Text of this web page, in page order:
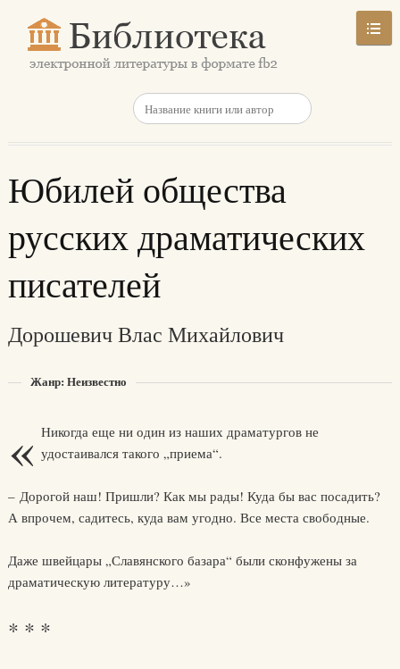
Юбилей общества
русских драматических
писателей
Дорошевич Влас Михайлович
Жанр: Неизвестно
« Никогда еще ни один из наших драматургов не
удостаивался такого „приема“.
– Дорогой наш! Пришли? Как мы рады! Куда бы вас посадить?
А впрочем, садитесь, куда вам угодно. Все места свободные.
Даже швейцары „Славянского базара“ были сконфужены за
драматическую литературу…»
* * *